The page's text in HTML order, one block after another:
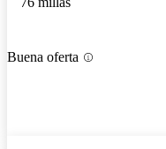
Buena oferta